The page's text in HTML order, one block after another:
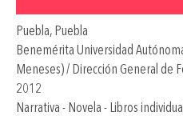
Puebla, Puebla
Benemérita Universidad
Meneses) / Dirección General de
2012
Narrativa - Novela - Libros